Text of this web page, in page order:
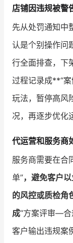
店铺因违规被警
先从处罚通知中
认是个别操作问
行全面排查，下
过程记录成**“
玩法，暂停高风
况，再逐步优化
代运营和服务商
服务商需要在合
单”，避免客户
的风控或质检角
成“方案评审—
客户输出违规案